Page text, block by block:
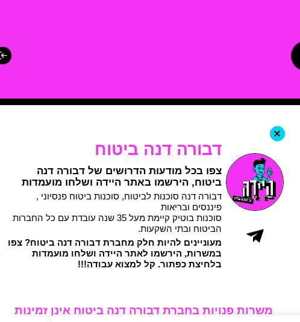
+
דבורה דנה ביטוח
צפו בכל מודעות הדרושים של דבורה דנה
ביטוח, הירשמו באתר היידה ושלחו מועמדות
דבורה דנה סוכנות לביטוח, סוכנות ביטוח פנסיוני ,
פיננסים ובריאות
סוכנות בוטיק קיימת מעל 35 שנה עובדת עם כל החברות
הביטוח ובתי השקעות.
מעוניינים להיות חלק מחברת דבורה דנה ביטוח? צפו
במשרות, הירשמו לאתר היידה ושלחו מועמדות
בלחיצת כפתור. קל למצוא עבודה!!!
משרות פנויות בחברת דבורה דנה ביטוח אינן זמינות